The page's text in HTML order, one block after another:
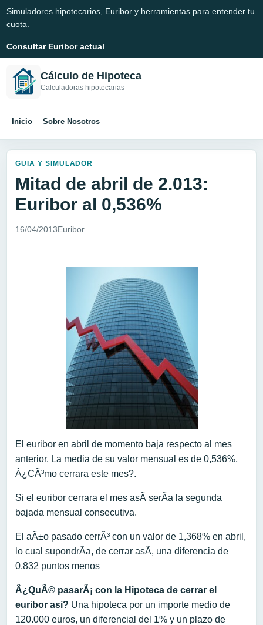
Simuladores hipotecarios, Euribor y herramientas para entender tu
cuota.
Consultar Euribor actual
Cálculo de Hipoteca
Calculadoras hipotecarias
Inicio Sobre Nosotros
GUIA Y SIMULADOR
Mitad de abril de 2.013:
Euribor al 0,536%
16/04/2013Euribor
El euribor en abril de momento baja respecto al mes
anterior. La media de su valor mensual es de 0,536%,
Â¿CÃ³mo cerrara este mes?.
Si el euribor cerrara el mes asÃ­ serÃ­a la segunda
bajada mensual consecutiva.
El aÃ±o pasado cerrÃ³ con un valor de 1,368% en abril,
lo cual supondrÃ­a, de cerrar asÃ­, una diferencia de
0,832 puntos menos
Â¿QuÃ© pasarÃ¡ con la Hipoteca de cerrar el
euribor asi? Una hipoteca por un importe medio de
120.000 euros, un diferencial del 1% y un plazo de